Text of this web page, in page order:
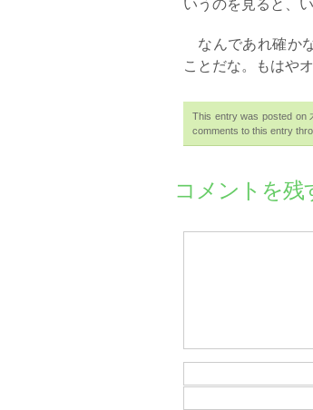
なんであれ確か
ことだな。もはや
This entry was posted on
comments to this entry
コメントを残